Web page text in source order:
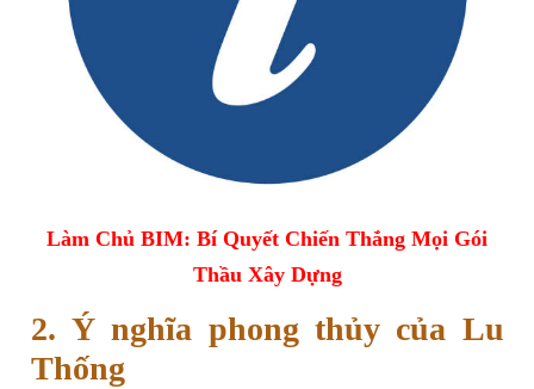
Làm Chủ BIM: Bí Quyết Chiến Thắng Mọi Gói
Thầu Xây Dựng
2. Ý nghĩa phong thủy của Lu
Thống